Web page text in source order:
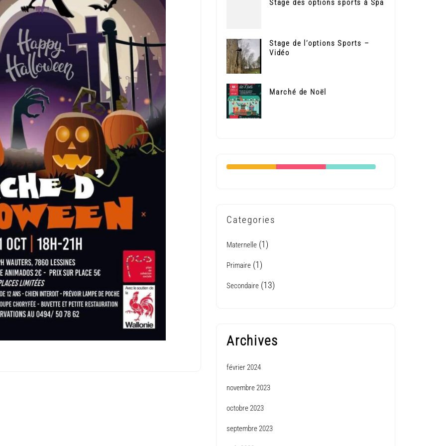
Stage des options sports à Spa
Stage de l’options Sports –
Vidéo
Marché de Noël
Categories
Maternelle (1)
Primaire (1)
Secondaire (13)
Archives
février 2024
novembre 2023
octobre 2023
septembre 2023